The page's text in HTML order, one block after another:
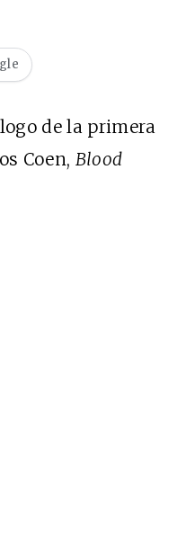
de la primera
Coen, Blood